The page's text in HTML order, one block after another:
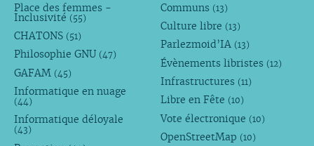
Place des femmes -
Inclusivité (55)
CHATONS (51)
Philosophie GNU (47)
GAFAM (45)
Informatique en nuage
(44)
Informatique déloyale
(43)
Communs (13)
Culture libre (13)
Parlezmoid’IA (13)
Évènements libristes (12)
Infrastructures (11)
Libre en Fête (10)
Vote électronique (10)
OpenStreetMap (10)